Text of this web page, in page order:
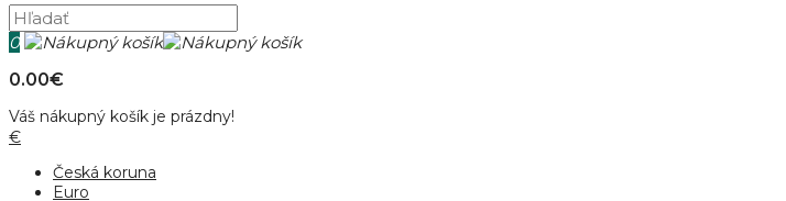
0
0.00€
Váš nákupný košík je prázdny!
€
Česká koruna
Euro